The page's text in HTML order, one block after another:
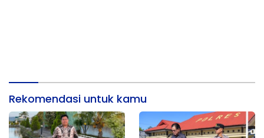
Rekomendasi untuk kamu